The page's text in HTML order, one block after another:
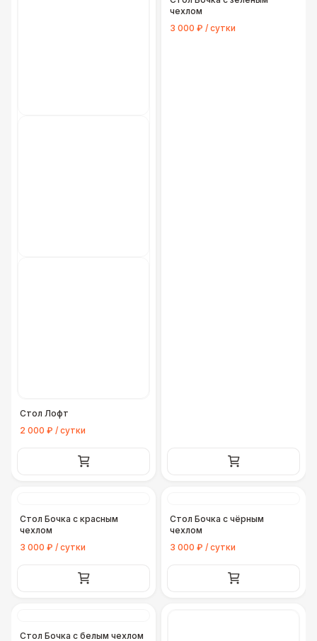
Стол Лофт
2 000 ₽ / сутки
чехлом
3 000 ₽ / сутки
Стол Бочка с красным
чехлом
3 000 ₽ / сутки
Стол Бочка с чёрным
чехлом
3 000 ₽ / сутки
Стол Бочка с белым чехлом